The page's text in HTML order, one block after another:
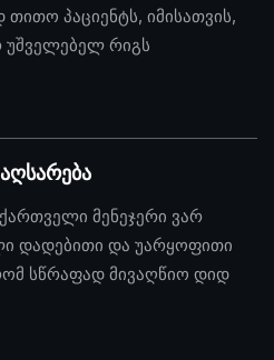
პაციენტს, იმისათვის,
უშველებელ რიგს
მენეჯერი ვარ
დადებითი და უარყოფითი
სწრაფად მივაღწიო დიდ